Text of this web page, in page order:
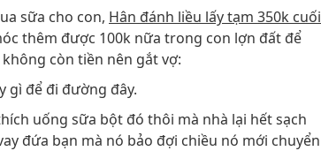
sữa cho con, Hân đánh liều lấy tạm 350k cuối
thêm được 100k nữa trong con lợn đất để
còn tiền nên gắt vợ:
gì để đi đường đây.
uống sữa bột đó thôi mà nhà lại hết sạch
đứa bạn mà nó bảo đợi chiều nó mới chuyển